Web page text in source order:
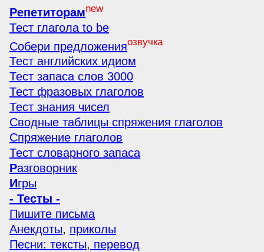
Репетиторамnew
Тест глагола to be
Собери предложенияозвучка
Тест английских идиом
Тест запаса слов 3000
Тест фразовых глаголов
Тест знания чисел
Сводные таблицы спряжения глаголов
Спряжение глаголов
Тест словарного запаса
Разговорник
Игры
- Тесты -
Пишите письма
Анекдоты, приколы
Песни: тексты, перевод